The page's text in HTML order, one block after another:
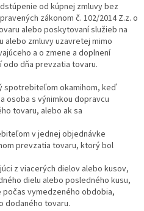
od kúpnej zmluvy bez
zákonom č. 102/2014 Z.z. o
alebo poskytovaní služieb na
alebo zmluvy uzavretej mimo
a o zmene a doplnení
dňa prevzatia tovaru.
spotrebiteľom okamihom, keď
osoba s výnimkou dopravcu
tovaru, alebo ak sa
v jednej objednávke
prevzatia tovaru, ktorý bol
z viacerých dielov alebo kusov,
dielu alebo posledného kusu,
vymedzeného obdobia,
dodaného tovaru.